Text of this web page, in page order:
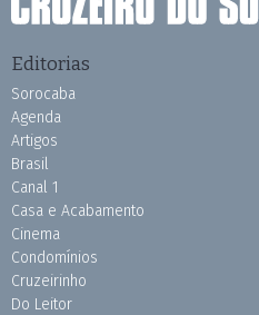
Editorias
Sorocaba
Agenda
Artigos
Brasil
Canal 1
Casa e Acabamento
Cinema
Condomínios
Cruzeirinho
Do Leitor